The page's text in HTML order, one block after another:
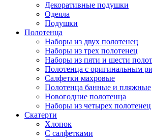
Декоративные подушки
Одеяла
Подушки
Полотенца
Наборы из двух полотенец
Наборы из трех полотенец
Наборы из пяти и шести
Полотенца с оригинальным
Салфетки махровые
Полотенца банные и пляжные
Новогодние полотенца
Наборы из четырех полотенец
Скатерти
Хлопок
С салфетками